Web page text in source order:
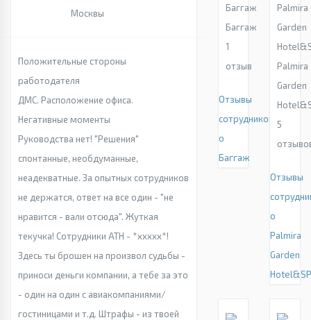
Москвы
Положительные стороны
работодателя
ДМС. Расположение офиса.
Негативные моменты
Руководства нет! "Решения"
спонтанные, необдуманные,
неадекватные. За опытных сотрудников
не держатся, ответ на все один - "не
нравится - вали отсюда". Жуткая
текучка! Сотрудники ATH - *xxxxx*!
Здесь ты брошен на произвол судьбы -
приноси деньги компании, а тебе за это
- один на один с авиакомпаниями/
гостиницами и т.д. Штрафы - из твоей
Баггаж
1
отзыв
Отзывы
сотрудников
о
Баггаж
Palmira
Garden
5
Отзывы
о
Palmira
Garden